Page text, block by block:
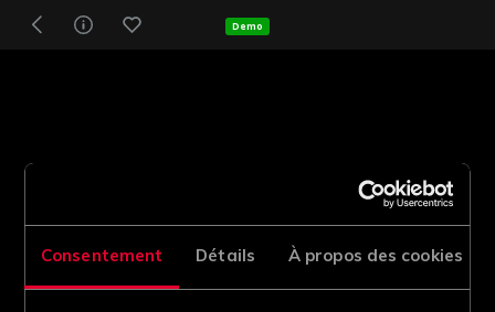
Consentement Détails À propos des cookies
Demo